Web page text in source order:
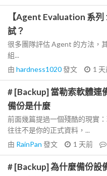
【Agent Evaluation 系
試？
很多團隊評估 Agent 的方法，
組...
由 hardness1020發文 1
# [Backup] 當勒索軟體連
備份是什麼
前面幾篇提過一個殘酷的現實
往往不是你的正式資料，...
由 RainPan 發文 1 天前
# [Backup] 為什麼備份設